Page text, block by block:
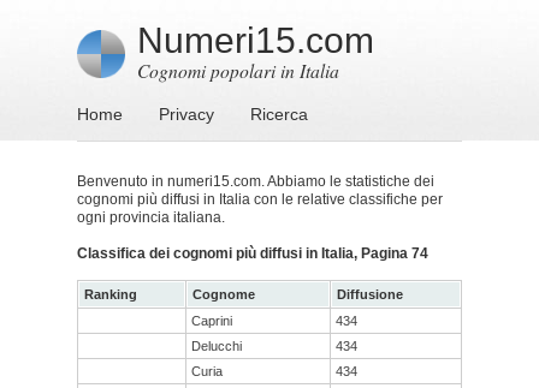
Numeri15.com
Cognomi popolari in Italia
Home Privacy Ricerca
Benvenuto in numeri15.com. Abbiamo le statistiche dei
cognomi più diffusi in Italia con le relative classifiche per
ogni provincia italiana.
Classifica dei cognomi più diffusi in Italia, Pagina 74
Ranking Cognome
Diffusione
Caprini
434
Delucchi
434
Curia
434